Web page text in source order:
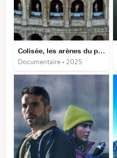
Colisée, les arènes du pouvoir
Documentaire • 2025